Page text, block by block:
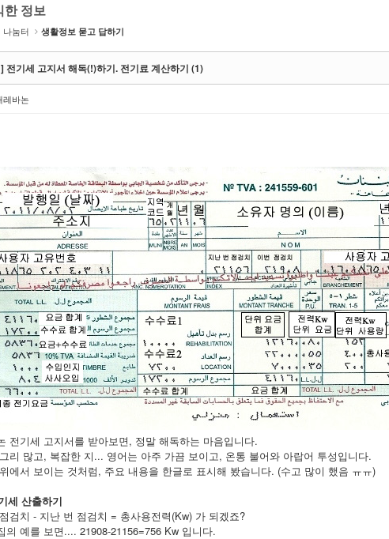
한 정보
나눔터 생활정보 묻고 답하기
전기세 고지서 해독(!)하기. 전기료 계산하기 (1)
레바논
전기세 고지서를 받아보면, 정말 해독하는 마음입니다.
리 많고, 복잡한 지... 영어는 아주 가끔 보이고, 온통 불어와 아랍어 투성입니다.
에서 보이는 것처럼, 주요 내용을 한글로 표시해 봤습니다. (수고 많이 했음 ㅠㅠ)
세 산출하기
검치 - 지난 번 점검치 = 총사용전력(Kw) 가 되겠죠?
의 예를 보면.... 21908-21156=756 Kw 입니다.